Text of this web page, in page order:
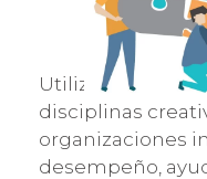
Utilizando
disciplinas
organizaciones
desempeño,